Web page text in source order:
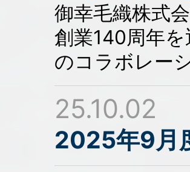
御幸毛織株式
創業140周年
のコラボレー
25.10.02
2025年9月